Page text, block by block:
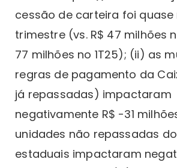
cessão de carteira foi quase
trimestre (vs. R$ 47 milhões
77 milhões no 1T25); (ii) as
regras de pagamento da
já repassadas) impactaram
negativamente R$ -31
unidades não repassadas
estaduais impactaram